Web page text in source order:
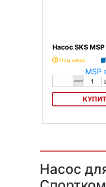
Насос SKS MSP
Под заказ
-
Насос